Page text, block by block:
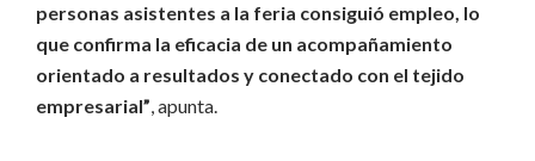
personas asistentes a la feria consiguió empleo, lo
que confirma la eficacia de un acompañamiento
orientado a resultados y conectado con el tejido
empresarial”, apunta.